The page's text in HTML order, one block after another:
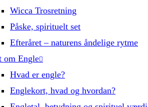
Wicca Trosretning
Påske, spirituelt set
Efteråret – naturens åndelige rytme
om Engle
Hvad er engle?
Englekort, hvad og hvordan?